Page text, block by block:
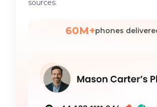
sources.
60M+phones